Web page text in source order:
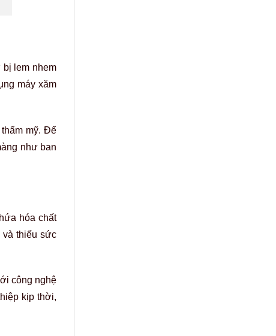
bị lem nhem
máy xăm
mỹ. Để
như ban
hóa chất
và thiếu sức
công nghệ
kịp thời,